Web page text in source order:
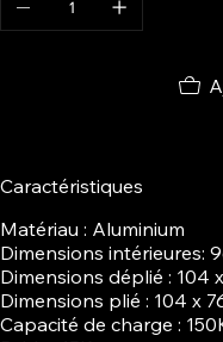
Caractéristiques
Matériau : Aluminium
Dimensions intérieures:
Dimensions déplié : 104
Dimensions plié : 104 x
Capacité de charge :